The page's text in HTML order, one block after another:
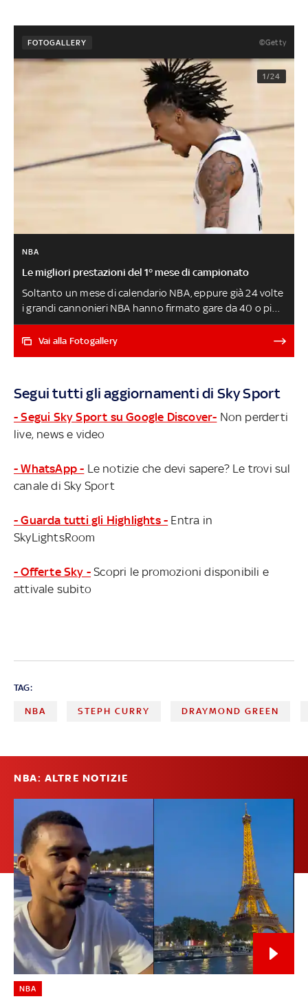
FOTOGALLERY ©Getty
1/24
NBA
Le migliori prestazioni del 1° mese di campionato
Soltanto un mese di calendario NBA, eppure già 24 volte
i grandi cannonieri NBA hanno firmato gare da 40 o più
punti. Imprese che in America vengono ribattezzate
come 'instant classic' e che a un mese dal via è bello
Vai alla Fotogallery
Segui tutti gli aggiornamenti di Sky Sport
- Segui Sky Sport su Google Discover- Non perderti
live, news e video
- WhatsApp - Le notizie che devi sapere? Le trovi sul
canale di Sky Sport
- Guarda tutti gli Highlights - Entra in
SkyLightsRoom
- Offerte Sky - Scopri le promozioni disponibili e
attivale subito
TAG:
NBA STEPH CURRY DRAYMOND GREEN
NBA: ALTRE NOTIZIE
NBA